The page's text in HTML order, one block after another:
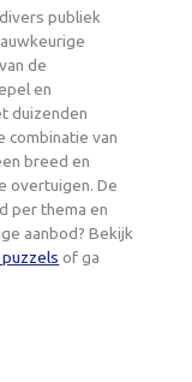
publiek
de
en
duizenden
combinatie van
breed en
overtuigen. De
per thema en
aanbod? Bekijk
of ga